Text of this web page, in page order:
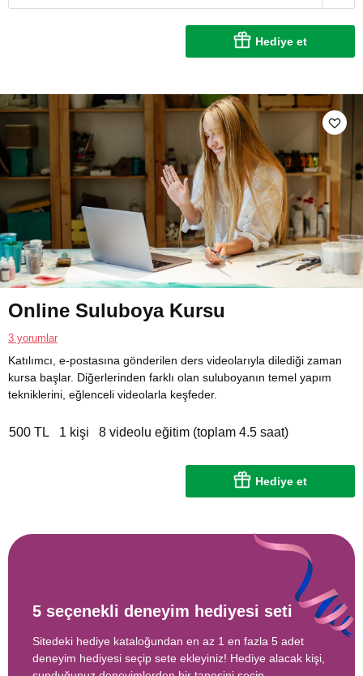
Hediye et
Online Suluboya Kursu
3 yorumlar
Katılımcı, e-postasına gönderilen ders videolarıyla dilediği zaman
kursa başlar. Diğerlerinden farklı olan suluboyanın temel yapım
tekniklerini, eğlenceli videolarla keşfeder.
500 TL 1 kişi 8 videolu eğitim (toplam 4.5 saat)
Hediye et
5 seçenekli deneyim hediyesi seti
Sitedeki hediye kataloğundan en az 1 en fazla 5 adet
deneyim hediyesi seçip sete ekleyiniz! Hediye alacak kişi,